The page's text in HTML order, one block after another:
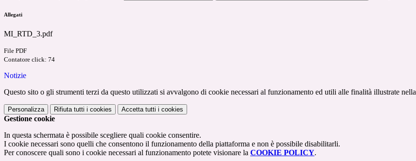
Allegati
MI_RTD_3.pdf
File PDF
Contatore click: 74
Notizie
Questo sito o gli strumenti terzi da questo utilizzati si avvalgono di cookie necessari al funzionamento ed utili alle finalità illustrate nella
Personalizza Rifiuta tutti i cookies Accetta tutti i cookies
Gestione cookie
In questa schermata è possibile scegliere quali cookie consentire.
I cookie necessari sono quelli che consentono il funzionamento della piattaforma e non è possibile disabilitarli.
Per conoscere quali sono i cookie necessari al funzionamento potete visionare la COOKIE POLICY.